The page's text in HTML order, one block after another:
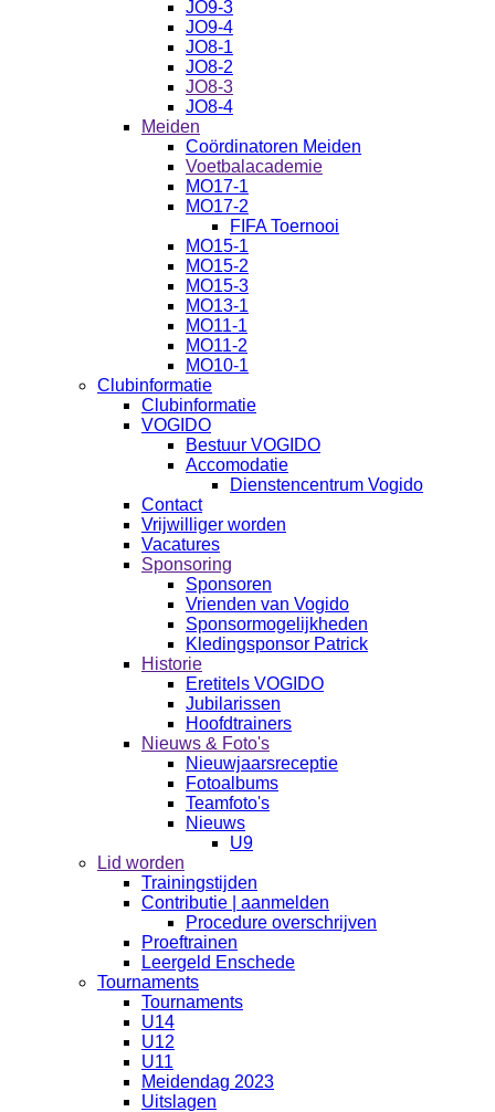
JO9-3
JO9-4
JO8-1
JO8-2
JO8-3
JO8-4
Meiden
Coördinatoren Meiden
Voetbalacademie
MO17-1
MO17-2
FIFA Toernooi
MO15-1
MO15-2
MO15-3
MO13-1
MO11-1
MO11-2
MO10-1
Clubinformatie
Clubinformatie
VOGIDO
Bestuur VOGIDO
Accomodatie
Dienstencentrum Vogido
Contact
Vrijwilliger worden
Vacatures
Sponsoring
Sponsoren
Vrienden van Vogido
Sponsormogelijkheden
Kledingsponsor Patrick
Historie
Eretitels VOGIDO
Jubilarissen
Hoofdtrainers
Nieuws & Foto's
Nieuwjaarsreceptie
Fotoalbums
Teamfoto's
Nieuws
U9
Lid worden
Trainingstijden
Contributie | aanmelden
Procedure overschrijven
Proeftrainen
Leergeld Enschede
Tournaments
Tournaments
U14
U12
U11
Meidendag 2023
Uitslagen